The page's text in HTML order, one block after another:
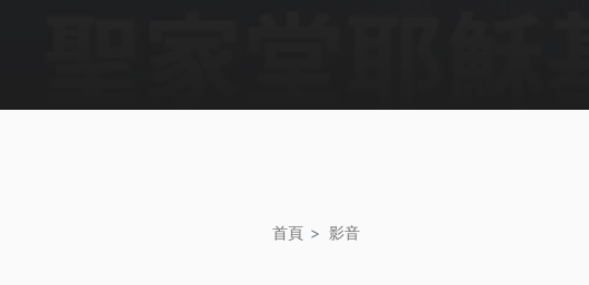
首頁 影音